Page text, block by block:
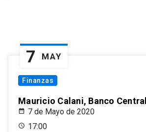
7 MAY
Finanzas
Mauricio Calani, Banco
7 de Mayo de 2020
17:00